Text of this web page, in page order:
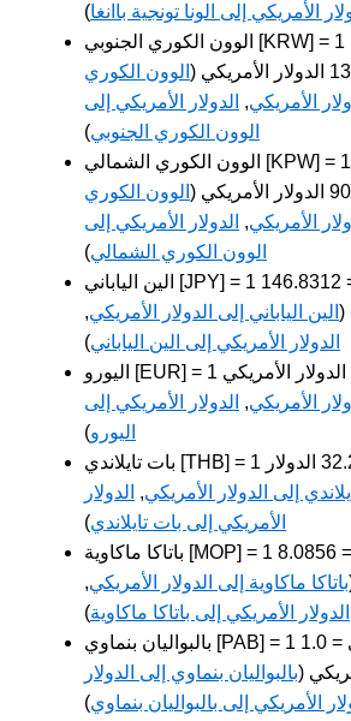
الأمريكي إلى الونا تونجية باانغا)
الوون الكوري الجنوبي [KRW] = 1 الوون الكوري
الوون الكوري
الأمريكي, الدولار الأمريكي إلى
الوون الكوري الجنوبي)
الوون الكوري الشمالي [KPW] = 1 الوون الكوري
الوون الكوري
الأمريكي, الدولار الأمريكي إلى
الوون الكوري الشمالي)
الين الياباني [JPY] = 1 الين الياباني = 146.8312
( الين الياباني إلى الدولار الأمريكي,
الدولار الأمريكي إلى الين الياباني)
اليورو [EUR] = 1 اليورو = 0.8527 الدولار الأمريكي
الأمريكي, الدولار الأمريكي إلى
اليورو)
بات تايلاندي [THB] = 1 بات تايلاندي = 32.2126 الدولار
إلى الدولار الأمريكي, الدولار
الأمريكي إلى بات تايلاندي)
باتاكا ماكاوية [MOP] = 1 باتاكا ماكاوية = 8.0856
باتاكا ماكاوية إلى الدولار الأمريكي,
الدولار الأمريكي إلى باتاكا ماكاوية)
بالبواليان بنماوي [PAB] = 1 بالبواليان بنماوي = 1.0
(بالبواليان بنماوي إلى الدولار
الأمريكي إلى بالبواليان بنماوي)